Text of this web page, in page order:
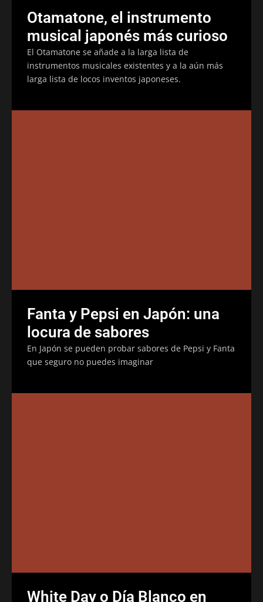
Otamatone, el instrumento
musical japonés más curioso
El Otamatone se añade a la larga lista de
instrumentos musicales existentes y a la aún más
larga lista de locos inventos japoneses.
Fanta y Pepsi en Japón: una
locura de sabores
En Japón se pueden probar sabores de Pepsi y Fanta
que seguro no puedes imaginar
White Day o Día Blanco en